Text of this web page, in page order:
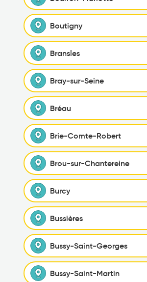
Boutigny
Bransles
Bray-sur-Seine
Bréau
Brie-Comte-Robert
Brou-sur-Chantereine
Burcy
Bussières
Bussy-Saint-Georges
Bussy-Saint-Martin